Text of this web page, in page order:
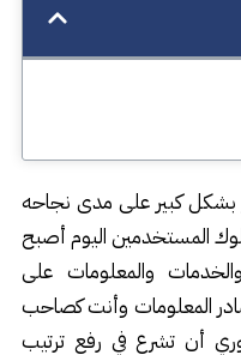
بشكل كبير على مدى نجاحه
المستخدمين اليوم أصبح
والمعلومات على
المعلومات وأنت كصاحب
أن تشرع في رفع ترتيب